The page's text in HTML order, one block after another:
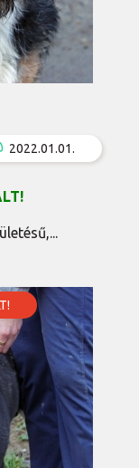
2022.01.01.